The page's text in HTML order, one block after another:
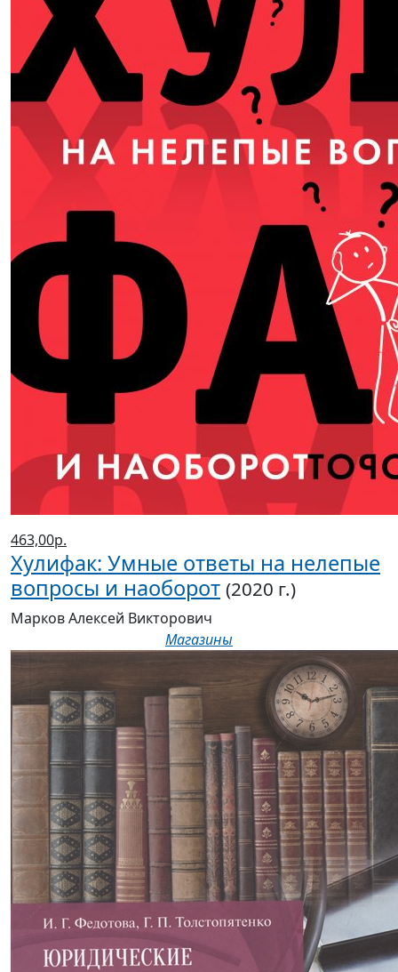
463,00р.
Хулифак: Умные ответы на нелепые
вопросы и наоборот (2020 г.)
Марков Алексей Викторович
Магазины